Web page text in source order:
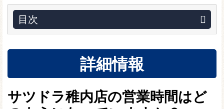
目次
詳細情報
サツドラ稚内店の営業時間はど